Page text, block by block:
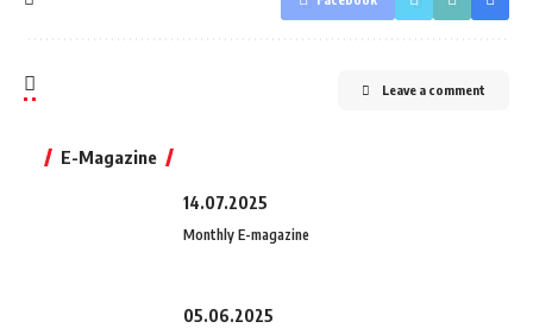
Leave a comment
E-Magazine
14.07.2025
Monthly E-magazine
05.06.2025